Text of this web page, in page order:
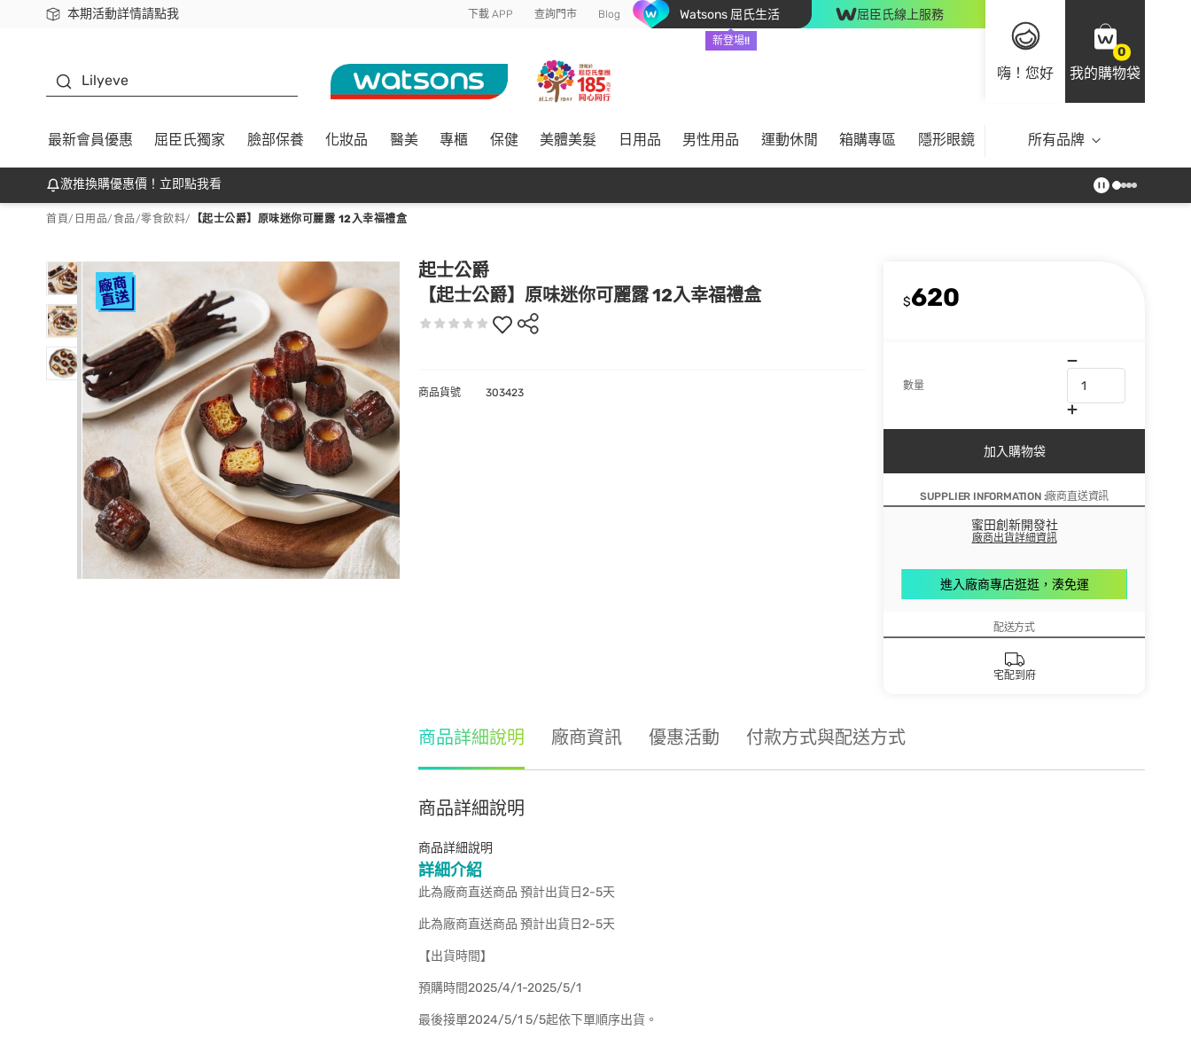
本期活動詳情請點我
下載app最高回饋$350 下載 APP 查詢門市 Blog Watsons 屈氏生活
新登場!!
屈臣氏線上服務
嗨！您好
0
我的購物袋
Lilyeve
最新會員優惠 屈臣氏獨家 臉部保養 化妝品 醫美 專櫃 保健 美體美髮 日用品 男性用品 運動休閒 箱購專區 隱形眼鏡 所有品牌
激推換購優惠價！立即點我看
首頁/ 日用品/食品/零食飲料/ 【起士公爵】原味迷你可麗露 12入幸福禮盒
起士公爵
【起士公爵】原味迷你可麗露 12入幸福禮盒
$620
數量
加入購物袋
SUPPLIER INFORMATION :廠商直送資訊
蜜田創新開發社
廠商出貨詳細資訊
進入廠商專店逛逛，湊免運
配送方式
宅配到府
商品貨號 303423
商品詳細說明 廠商資訊 優惠活動 付款方式與配送方式
商品詳細說明
商品詳細說明
詳細介紹
此為廠商直送商品 預計出貨日2-5天
此為廠商直送商品 預計出貨日2-5天
【出貨時間】
預購時間2025/4/1-2025/5/1
最後接單2024/5/1 5/5起依下單順序出貨。